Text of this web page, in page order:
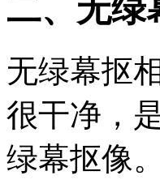
二、无绿
无绿幕抠
很干净，
绿幕抠像